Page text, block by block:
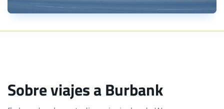
Sobre viajes a Burbank